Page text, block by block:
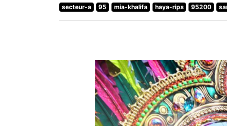
secteur-a 95 mia-khalifa haya-rips 95200